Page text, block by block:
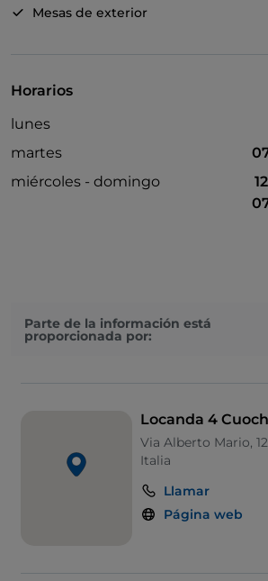
Mesas de exterior
Horarios
lunes
martes
miércoles - domingo
Parte de la información está
proporcionada por:
Locanda 4
Via Alberto Mario,
Italia
Llamar
Página web